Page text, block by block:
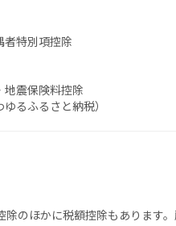
者特別項控除
地震保険料控除
るふるさと納税）
除のほかに税額控除もあります